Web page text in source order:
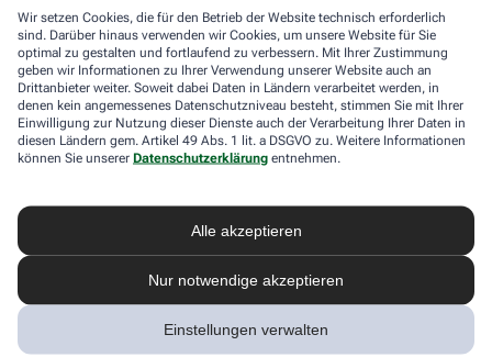
Wir setzen Cookies, die für den Betrieb der Website technisch erforderlich
sind. Darüber hinaus verwenden wir Cookies, um unsere Website für Sie
optimal zu gestalten und fortlaufend zu verbessern. Mit Ihrer Zustimmung
geben wir Informationen zu Ihrer Verwendung unserer Website auch an
Drittanbieter weiter. Soweit dabei Daten in Ländern verarbeitet werden, in
denen kein angemessenes Datenschutzniveau besteht, stimmen Sie mit Ihrer
Einwilligung zur Nutzung dieser Dienste auch der Verarbeitung Ihrer Daten in
diesen Ländern gem. Artikel 49 Abs. 1 lit. a DSGVO zu. Weitere Informationen
können Sie unserer Datenschutzerklärung entnehmen.
Alle akzeptieren
Nur notwendige akzeptieren
Einstellungen verwalten
Information der Apotheke am Waldrand
Apotheke am Waldrand
16303 Schwedt
Kontaktieren Sie uns direkt.